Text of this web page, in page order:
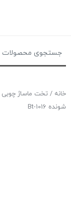
خانه / تخت ماساژ چوبی
شونده Bt-1016